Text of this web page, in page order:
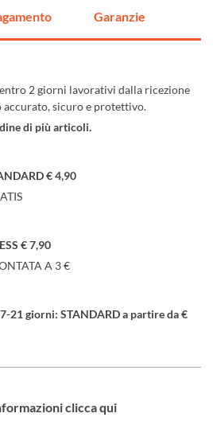
Garanzie
2 giorni lavorativi dalla ricezione
accurato, sicuro e protettivo.
di più articoli.
€ 4,90
€ 7,90
A 3 €
21 giorni: STANDARD a partire da €
clicca qui